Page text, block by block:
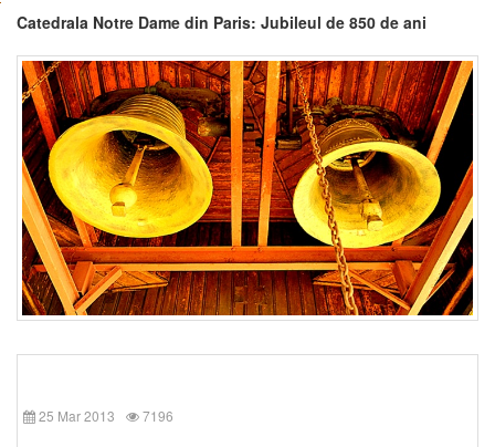
Catedrala Notre Dame din Paris: Jubileul de 850 de ani
25 Mar 2013 7196